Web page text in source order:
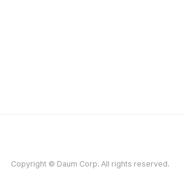
Copyright © Daum Corp. All rights reserved.